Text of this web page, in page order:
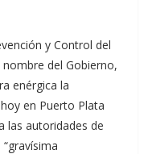
y Control del
del Gobierno,
enérgica la
en Puerto Plata
las autoridades de